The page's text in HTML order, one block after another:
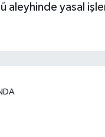
aleyhinde yasal